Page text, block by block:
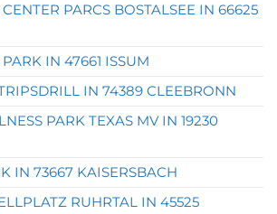
PARCS BOSTALSEE IN 66625
IN 47661 ISSUM
IN 74389 CLEEBRONN
PARK TEXAS MV IN 19230
IN 73667 KAISERSBACH
RUHRTAL IN 45525